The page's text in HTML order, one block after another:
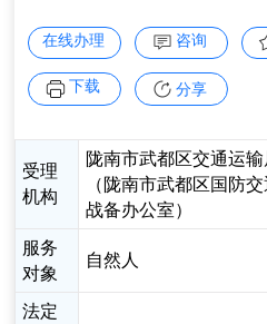
在线办理 咨询
下载 分享
受理
机构
陇南市武都区交通运输
（陇南市武都区国防交
战备办公室）
服务
对象
自然人
法定